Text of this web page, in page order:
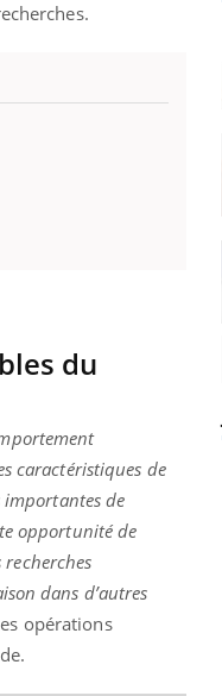
du
caractéristiques de
de
opportunité de
dans d’autres
opérations